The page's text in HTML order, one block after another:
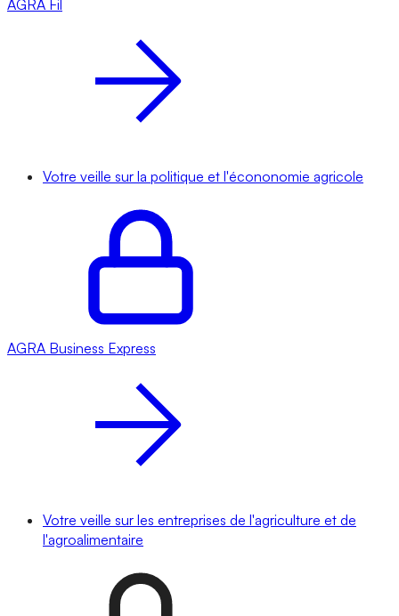
AGRA Fil
Votre veille sur la politique et l'écononomie agricole
AGRA Business Express
Votre veille sur les entreprises de l'agriculture et de
l'agroalimentaire